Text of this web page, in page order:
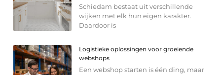
Schiedam bestaat uit verschillende
wijken met elk hun eigen karakter.
Daardoor is
Logistieke oplossingen voor groeiende
webshops
Een webshop starten is één ding, maar